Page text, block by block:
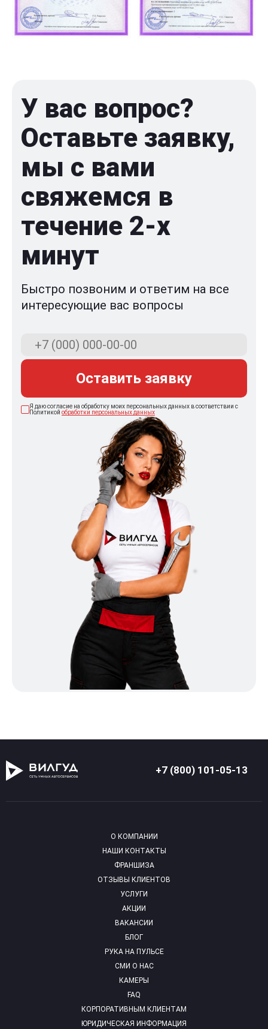
У вас вопрос?
Оставьте заявку,
мы с вами
свяжемся в
течение 2-x
минут
Быстро позвоним и ответим на все
интересующие вас вопросы
Оставить заявку
Я даю согласие на обработку моих персональных данных в соответствии с
Политикой обработки персональных данных
+7 (800) 101-05-13
О КОМПАНИИ
НАШИ КОНТАКТЫ
ФРАНШИЗА
ОТЗЫВЫ КЛИЕНТОВ
УСЛУГИ
АКЦИИ
ВАКАНСИИ
БЛОГ
РУКА НА ПУЛЬСЕ
СМИ О НАС
КАМЕРЫ
FAQ
КОРПОРАТИВНЫМ КЛИЕНТАМ
ЮРИДИЧЕСКАЯ ИНФОРМАЦИЯ